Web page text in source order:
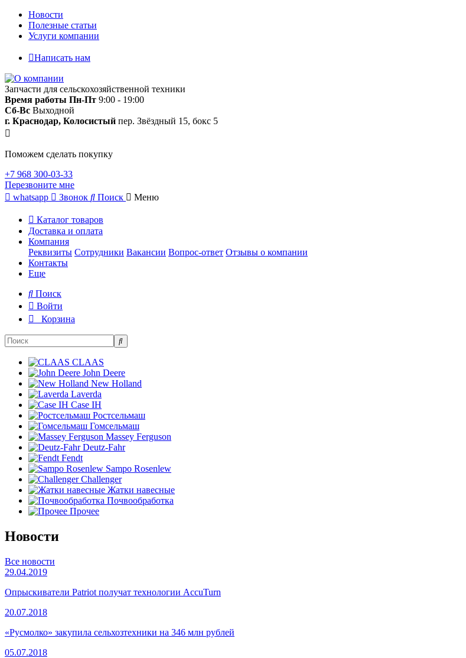
Новости
Полезные статьи
Услуги компании
Написать нам
Запчасти для сельскохозяйственной техники
Время работы Пн-Пт 9:00 - 19:00
Сб-Вс Выходной
г. Краснодар, Колосистый пер. Звёздный 15, бокс 5
Поможем сделать покупку
+7 968 300-03-33
Перезвоните мне
whatsapp
Звонок Поиск Меню
Каталог товаров
Доставка и оплата
Компания
Реквизиты Сотрудники Вакансии Вопрос-ответ Отзывы о компании
Контакты
Еще
Поиск
Войти
Корзина
CLAAS
John Deere
New Holland
Laverda
Case IH
Ростсельмаш
Гомсельмаш
Massey Ferguson
Deutz-Fahr
Fendt
Sampo Rosenlew
Challenger
Жатки навесные
Почвообработка
Прочее
Новости
Все новости
29.04.2019
Опрыскиватели Patriot получат технологии AccuTurn
20.07.2018
«Русмолко» закупила сельхозтехники на 346 млн рублей
05.07.2018